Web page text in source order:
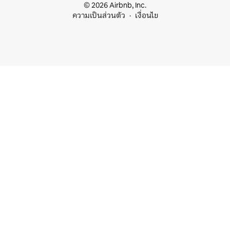
© 2026 Airbnb, Inc.
ความเป็นส่วนตัว
เงื่อนไข